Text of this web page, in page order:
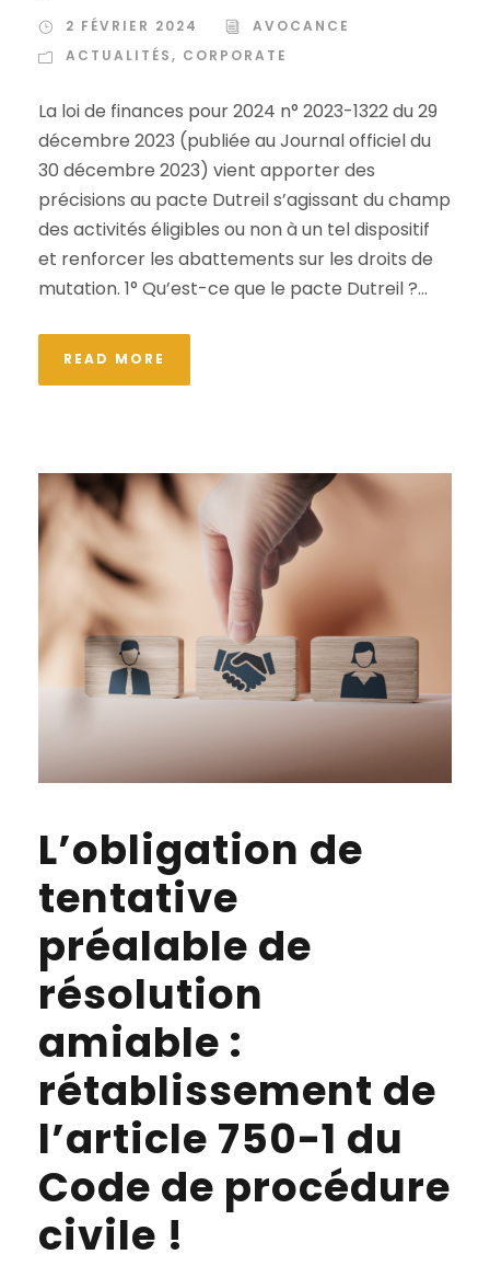
2 FÉVRIER 2024
AVOCANCE
ACTUALITÉS, CORPORATE
La loi de finances pour 2024 n° 2023-1322 du 29
décembre 2023 (publiée au Journal officiel du
30 décembre 2023) vient apporter des
précisions au pacte Dutreil s’agissant du champ
des activités éligibles ou non à un tel dispositif
et renforcer les abattements sur les droits de
mutation. 1° Qu’est-ce que le pacte Dutreil ?...
READ MORE
L’obligation de
tentative
préalable de
résolution
amiable :
rétablissement de
l’article 750-1 du
Code de procédure
civile !